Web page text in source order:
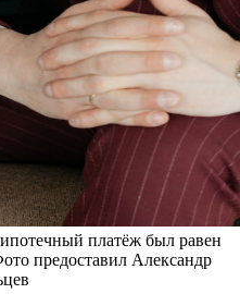
платёж был равен
предоставил Александр